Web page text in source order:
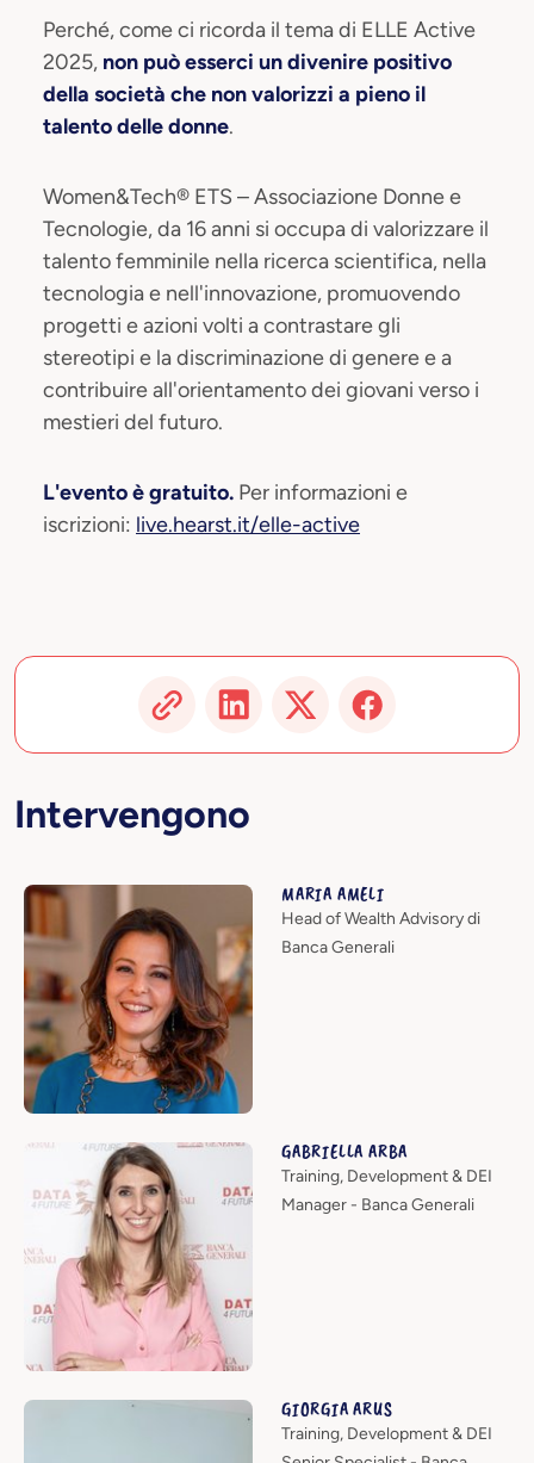
Perché, come ci ricorda il tema di ELLE Active
2025, non può esserci un divenire positivo
della società che non valorizzi a pieno il
talento delle donne.
Women&Tech® ETS – Associazione Donne e
Tecnologie, da 16 anni si occupa di valorizzare il
talento femminile nella ricerca scientifica, nella
tecnologia e nell'innovazione, promuovendo
progetti e azioni volti a contrastare gli
stereotipi e la discriminazione di genere e a
contribuire all'orientamento dei giovani verso i
mestieri del futuro.
L'evento è gratuito. Per informazioni e
iscrizioni: live.hearst.it/elle-active
Intervengono
MARIA AMELI
Head of Wealth Advisory di
Banca Generali
GABRIELLA ARBA
Training, Development & DEI
Manager - Banca Generali
GIORGIA ARUS
Training, Development & DEI